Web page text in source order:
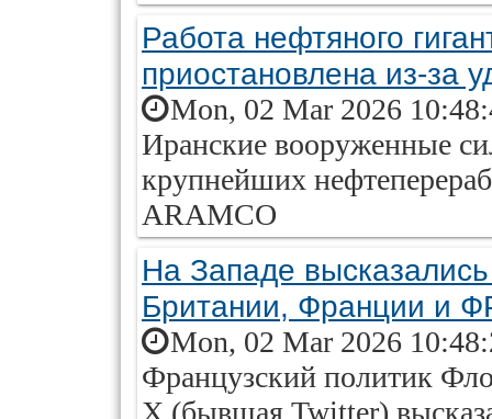
Работа нефтяного
приостановлена из-за
Mon, 02 Mar 2026
Иранские вооруженные
крупнейших
ARAMCO
На Западе
Британии, Франции и
Mon, 02 Mar 2026
Французский политик
X (бывшая Twitter)